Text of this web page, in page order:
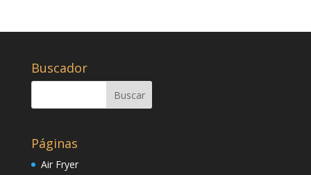
Buscador
Páginas
Air Fryer